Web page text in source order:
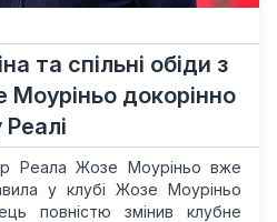
та спільні обіди з
докорінно
Реала Жозе Моуріньо вже
у клубі Жозе Моуріньо
повністю змінив клубне